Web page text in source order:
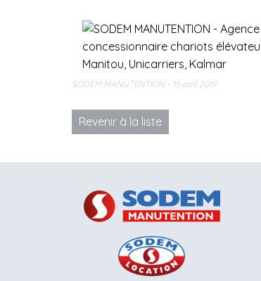
SODEM MANUTENTION 15 avril 2019
Revenir à la liste